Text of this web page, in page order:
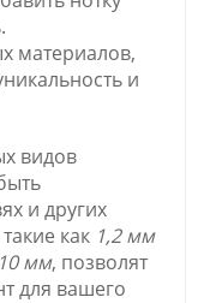
материалов,
и
видов
и других
такие как 1,2 мм
мм, позволят
для вашего